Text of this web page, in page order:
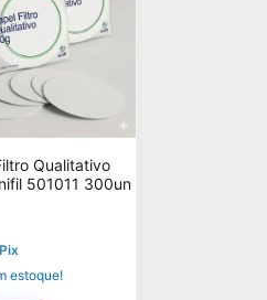
Qualitativo
501011 300un
Pix
estoque!